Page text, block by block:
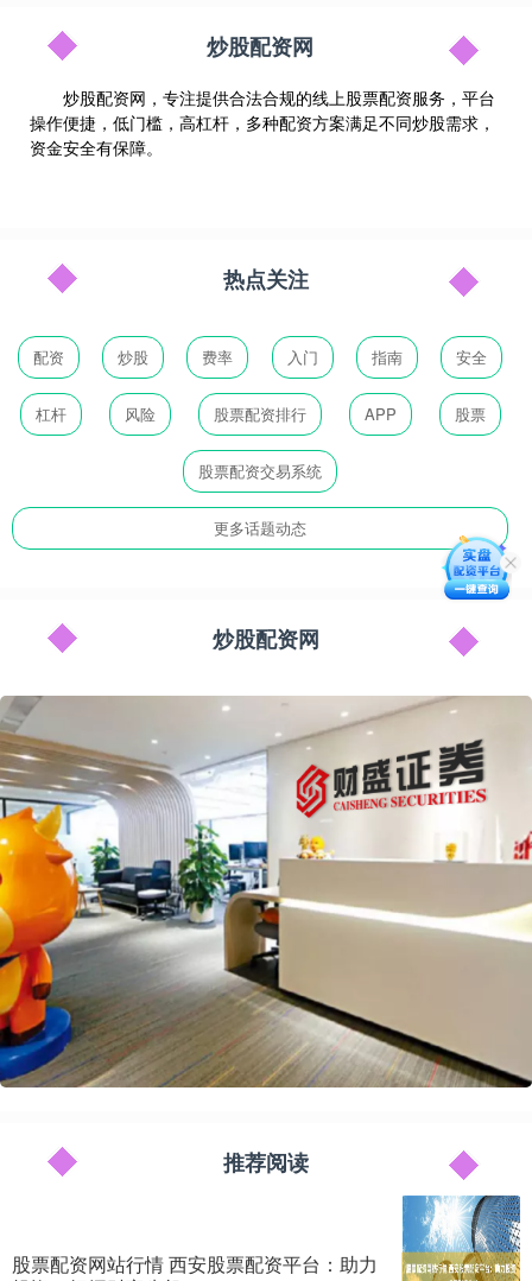
炒股配资网
炒股配资网，专注提供合法合规的线上股票配资服务，平台
操作便捷，低门槛，高杠杆，多种配资方案满足不同炒股需求，
资金安全有保障。
热点关注
配资 炒股 费率 入门 指南 安全
杠杆 风险 股票配资排行 APP 股票
股票配资交易系统
更多话题动态
炒股配资网
推荐阅读
股票配资网站行情 西安股票配资平台：助力